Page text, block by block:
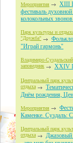
Мероприятия
XIII
фестиваль
колокольных
Парк культуры и
"Дружба"
"Играй гармонь"
Владимиро-
заповедник XXIV
Центральный парк
отдыха
Днём рождения,
Мероприятия
Каменке. Суздаль:
Центральный парк
отдыха
Джазовый